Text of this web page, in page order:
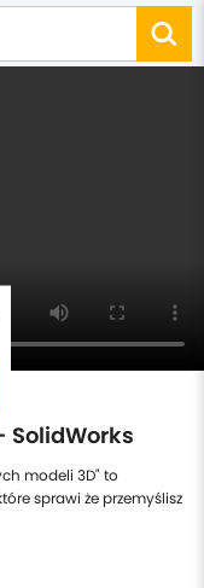
modeli 3D" to
sprawi że przemyślisz